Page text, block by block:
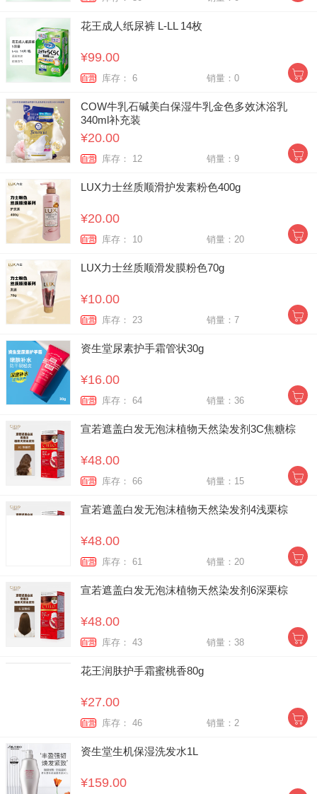
花王成人纸尿裤 L-LL 14枚
¥99.00
自营 库存： 6 销量：0
COW牛乳石碱美白保湿牛乳金色多效沐浴乳
340ml补充装
¥20.00
自营 库存： 12 销量：9
LUX力士丝质顺滑护发素粉色400g
¥20.00
自营 库存： 10 销量：20
LUX力士丝质顺滑发膜粉色70g
¥10.00
自营 库存： 23 销量：7
资生堂尿素护手霜管状30g
¥16.00
自营 库存： 64 销量：36
宣若遮盖白发无泡沫植物天然染发剂3C焦糖棕
¥48.00
自营 库存： 66 销量：15
宣若遮盖白发无泡沫植物天然染发剂4浅栗棕
¥48.00
自营 库存： 61 销量：20
宣若遮盖白发无泡沫植物天然染发剂6深栗棕
¥48.00
自营 库存： 43 销量：38
花王润肤护手霜蜜桃香80g
¥27.00
自营 库存： 46 销量：2
资生堂生机保湿洗发水1L
¥159.00